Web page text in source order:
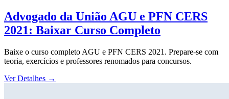
Advogado da União AGU e PFN CERS
2021: Baixar Curso Completo
Baixe o curso completo AGU e PFN CERS 2021. Prepare-se com
teoria, exercícios e professores renomados para concursos.
Ver Detalhes →